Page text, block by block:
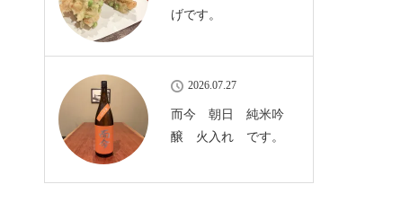
げです。
2026.07.27
而今 朝日 純米吟
醸 火入れ です。